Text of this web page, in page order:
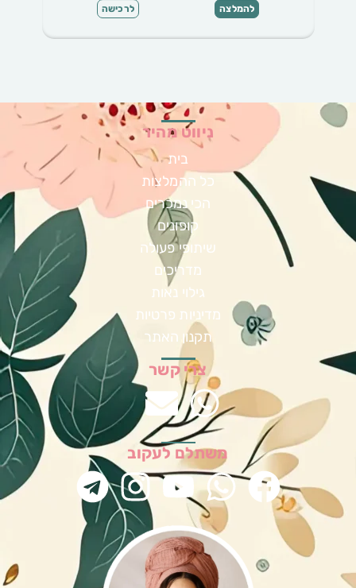
להמלצה לרכישה
ניווט מהיר
בית
כל ההמלצות
הכי נמכרים
קופונים
שיתופי פעולה
מדריכים
גילוי נאות
מדיניות פרטיות
תקנון האתר
צרי קשר
משתלם לעקוב